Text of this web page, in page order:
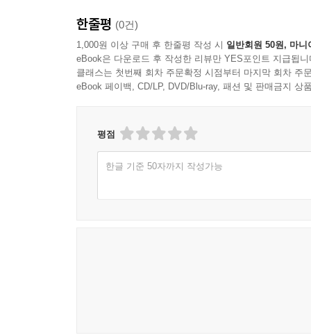
한줄평 (0건)
1,000원 이상 구매 후 한줄평 작성 시 일반회원 50원, 마니
eBook은 다운로드 후 작성한 리뷰만 YES포인트 지급됩니
클래스는 첫번째 회차 주문확정 시점부터 마지막 회차 주
eBook 페이백, CD/LP, DVD/Blu-ray, 패션 및 판매금지 상
평점
한글 기준 50자까지 작성가능